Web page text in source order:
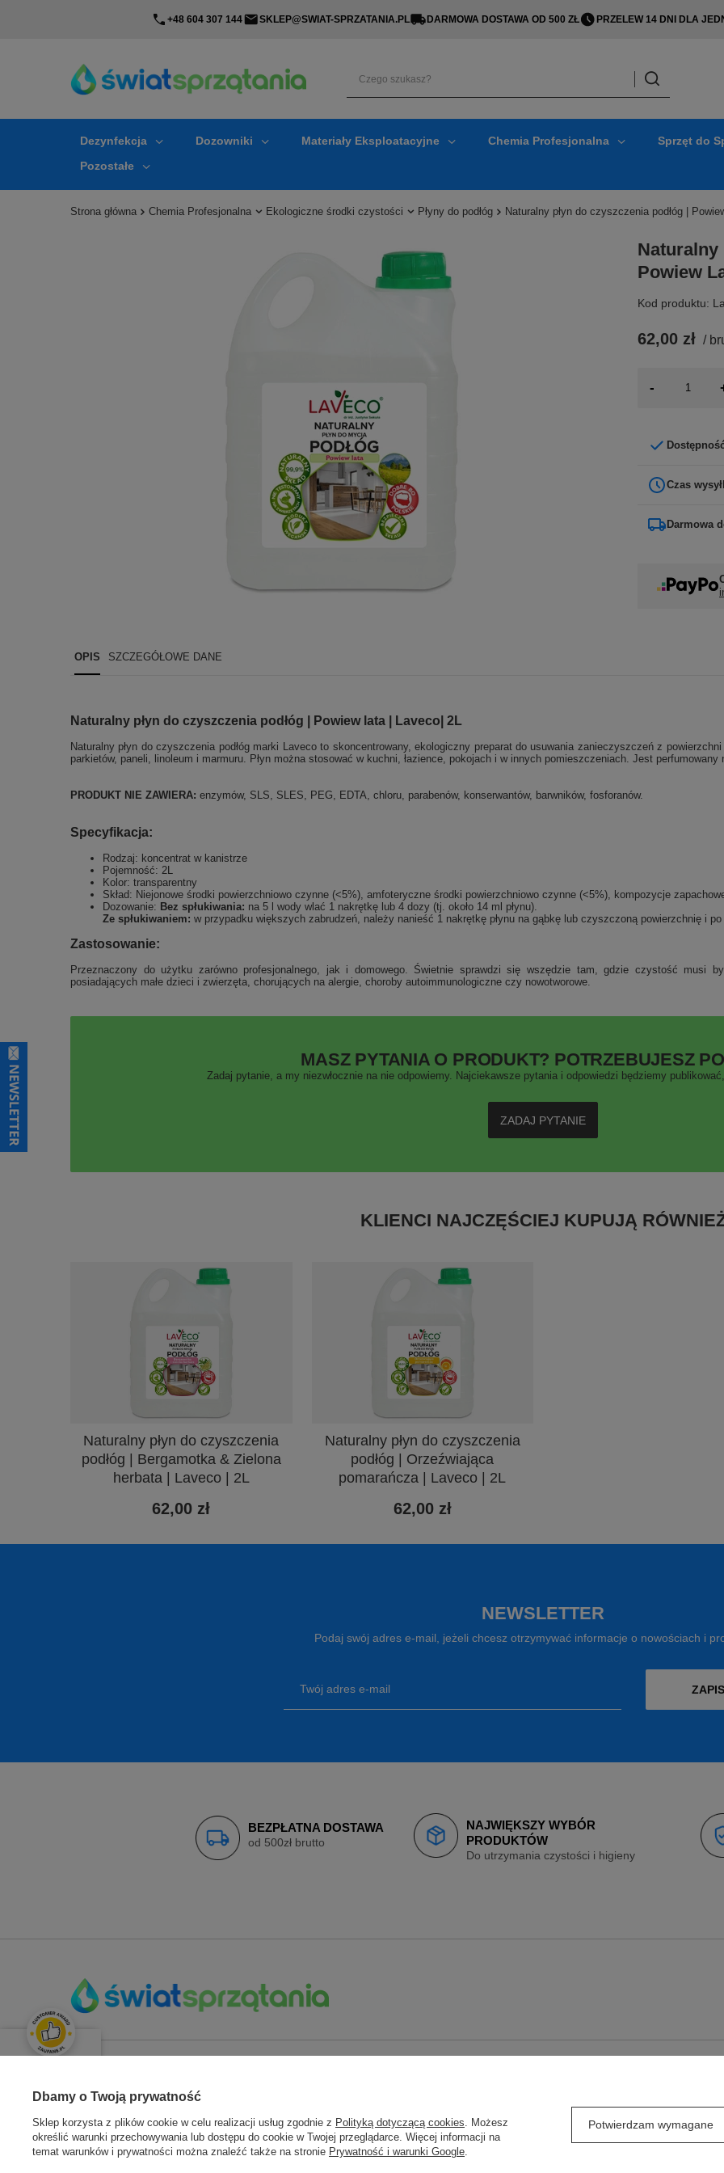
Świetnie
Łącznie opinii:
133 opinii
+48 604 307 144 SKLEP@SWIAT-SPRZATANIA.PL DARMOWA DOSTAWA OD 500 ZŁ PRZELEW 14 DNI DLA
Dezynfekcja Dozowniki Materiały Eksploatacyjne Chemia Profesjonalna
Sprzęt do
Pozostałe
Strona główna Chemia Profesjonalna Ekologiczne środki czystości Płyny do podłóg Naturalny płyn do czyszczenia podłóg |
Naturalny
Powiew
Kod produktu:
62,00 zł /
-
Czas
Darmowa
OPIS SZCZEGÓŁOWE DANE
Naturalny płyn do czyszczenia podłóg | Powiew lata | Laveco| 2L
Naturalny płyn do czyszczenia podłóg marki Laveco to skoncentrowany, ekologiczny preparat do usuwania zanieczyszczeń z
parkietów, paneli, linoleum i marmuru. Płyn można stosować w kuchni, łazience, pokojach i w innych pomieszczeniach. Jest
PRODUKT NIE ZAWIERA: enzymów, SLS, SLES, PEG, EDTA, chloru, parabenów, konserwantów, barwników, fosforanów.
Specyfikacja:
Rodzaj: koncentrat w kanistrze
Pojemność: 2L
Kolor: transparentny
Skład: Niejonowe środki powierzchniowo czynne (<5%), amfoteryczne środki powierzchniowo czynne (<5%), kompozycje
Dozowanie: Bez spłukiwania: na 5 l wody wlać 1 nakrętkę lub 4 dozy (tj. około 14 ml płynu).
Ze spłukiwaniem: w przypadku większych zabrudzeń, należy nanieść 1 nakrętkę płynu na gąbkę lub czyszczoną powierzchnię i
Zastosowanie:
Przeznaczony do użytku zarówno profesjonalnego, jak i domowego. Świetnie sprawdzi się wszędzie tam, gdzie czystość musi
posiadających małe dzieci i zwierzęta, chorujących na alergie, choroby autoimmunologiczne czy nowotworowe.
MASZ PYTANIA O PRODUKT? POTRZEBUJESZ
Zadaj pytanie, a my niezwłocznie na nie odpowiemy. Najciekawsze pytania i odpowiedzi będziemy
ZADAJ PYTANIE
KLIENCI NAJCZĘŚCIEJ KUPUJĄ
Naturalny płyn do czyszczenia
podłóg | Bergamotka & Zielona
herbata | Laveco | 2L
62,00 zł
Naturalny płyn do czyszczenia
podłóg | Orzeźwiająca
pomarańcza | Laveco | 2L
62,00 zł
NEWSLETTER
Podaj swój adres e-mail, jeżeli chcesz otrzymywać informacje o nowościach i
Twój adres e-mail
BEZPŁATNA DOSTAWA
od 500zł brutto
NAJWIĘKSZY WYBÓR
PRODUKTÓW
Do utrzymania czystości i higieny
ZAMÓWIENIA
Status zamówienia
Śledzenie przesyłki
Zarejestruj się
Moje zamówienia
Wysyłka
Dbamy o Twoją prywatność
Sklep korzysta z plików cookie w celu realizacji usług zgodnie z Polityką dotyczącą cookies . Możesz
określić warunki przechowywania lub dostępu do cookie w Twojej przeglądarce. Więcej informacji na
temat warunków i prywatności można znaleźć także na stronie Prywatność i warunki Google
Potwierdzam wymagane